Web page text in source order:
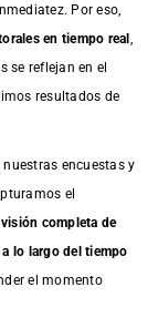
Por eso,
en tiempo real
se reflejan en el
resultados de
encuestasy
el
completa de
lo largo del tiempo
el momento